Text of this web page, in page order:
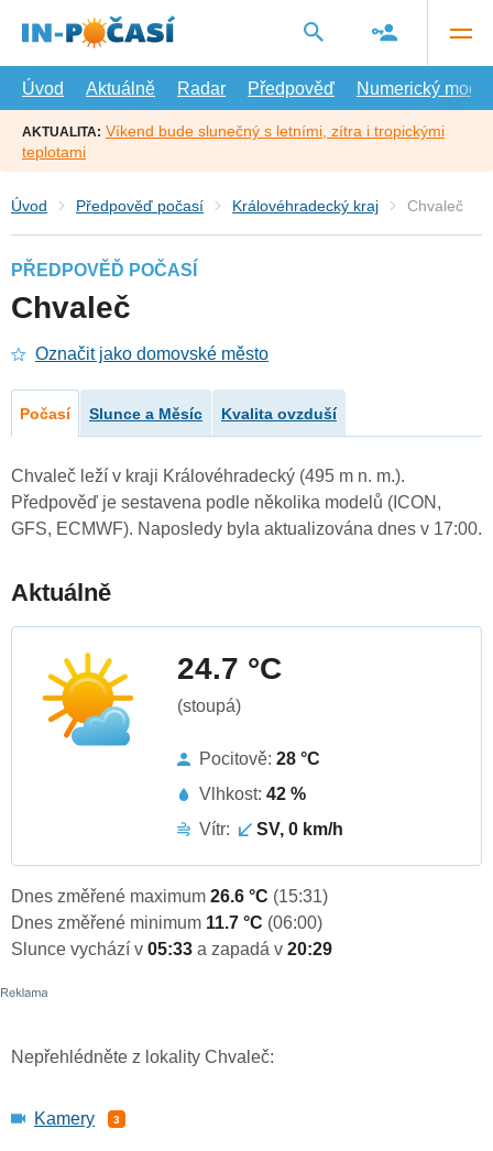
hlavní
Úvod
Aktuálně Radar Předpověď Numerický model
AKTUALITA: Víkend bude slunečný s letními, zítra i tropickými
teplotami
Úvod Předpověď počasí Královéhradecký kraj Chvaleč
PŘEDPOVĚĎ POČASÍ
Chvaleč
Označit jako domovské město
Počasí Slunce a Měsíc Kvalita ovzduší
Chvaleč leží v kraji Královéhradecký (495 m n. m.).
Předpověď je sestavena podle několika modelů (ICON,
GFS, ECMWF). Naposledy byla aktualizována dnes v 17:00.
Aktuálně
24.7 °C
(stoupá)
Pocitově: 28 °C
Vlhkost: 42 %
Vítr:
SV, 0 km/h
Dnes změřené maximum 26.6 °C (15:31)
Dnes změřené minimum 11.7 °C (06:00)
Slunce vychází v 05:33 a zapadá v 20:29
Nepřehlédněte z lokality Chvaleč:
Kamery 3